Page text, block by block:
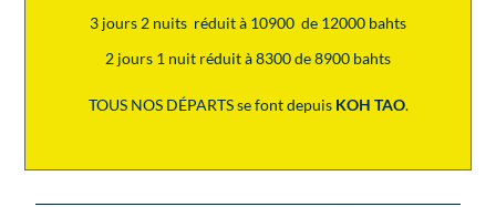
3 jours 2 nuits réduit à 10900 de 12000 bahts
2 jours 1 nuit réduit à 8300 de 8900 bahts
TOUS NOS DÉPARTS se font depuis KOH TAO.